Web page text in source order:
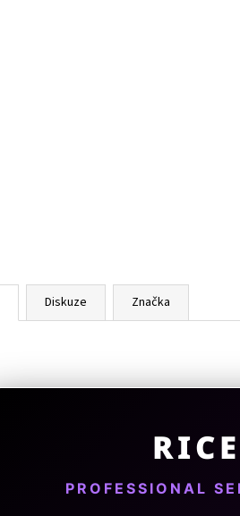
Diskuze Značka
PROFESSIONAL